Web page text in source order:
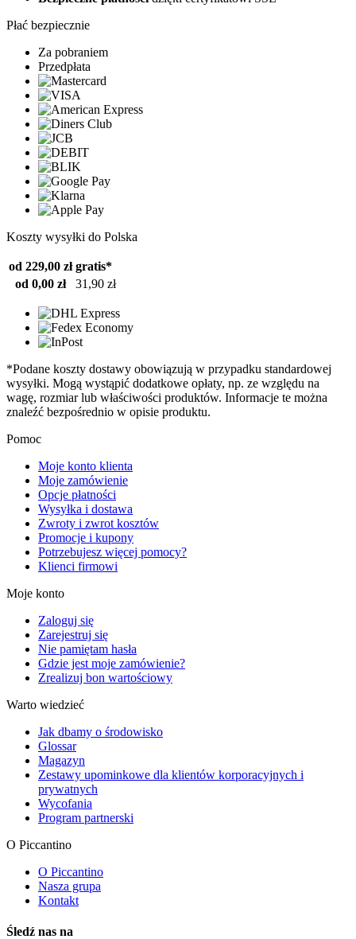
Płać bezpiecznie
Za pobraniem
Przedpłata
Koszty wysyłki do Polska
od 229,00 zł gratis*
od 0,00 zł
31,90 zł
*Podane koszty dostawy obowiązują w przypadku standardowej
wysyłki. Mogą wystąpić dodatkowe opłaty, np. ze względu na
wagę, rozmiar lub właściwości produktów. Informacje te można
znaleźć bezpośrednio w opisie produktu.
Pomoc
Moje konto klienta
Moje zamówienie
Opcje płatności
Wysyłka i dostawa
Zwroty i zwrot kosztów
Promocje i kupony
Potrzebujesz więcej pomocy?
Klienci firmowi
Moje konto
Zaloguj się
Zarejestruj się
Nie pamiętam hasła
Gdzie jest moje zamówienie?
Zrealizuj bon wartościowy
Warto wiedzieć
Jak dbamy o środowisko
Glossar
Magazyn
Zestawy upominkowe dla klientów korporacyjnych i
prywatnych
Wycofania
Program partnerski
O Piccantino
O Piccantino
Nasza grupa
Kontakt
Śledź nas na